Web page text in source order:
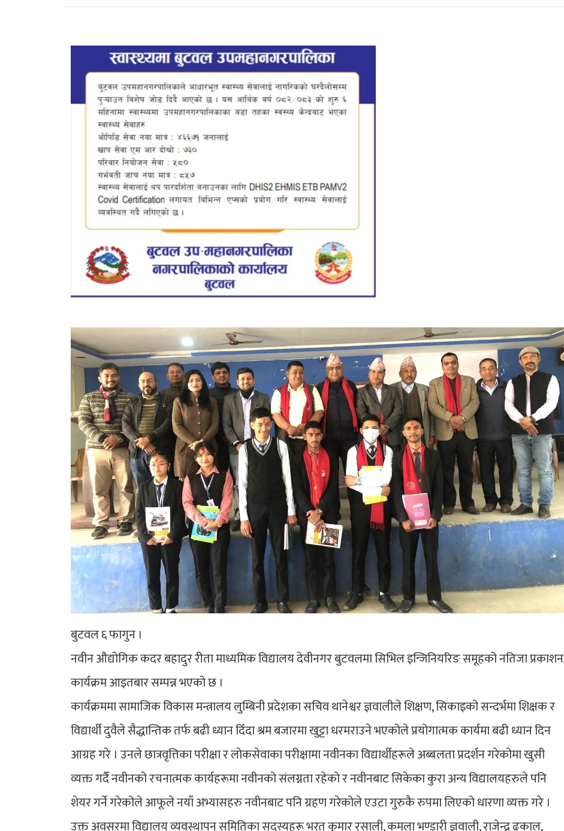
बुटवल ६ फागुन ।
नवीन औद्योगिक कदर बहादुर रीता माध्यमिक विद्यालय देवीनगर बुटवलमा सिभिल इन्जिनियरिङ समूहको नतिजा प्रकाशन
कार्यक्रम आइतबार सम्पन्न भएको छ ।
कार्यक्रममा सामाजिक विकास मन्त्रालय लुम्बिनी प्रदेशका सचिव थानेश्वर ज्ञवालीले शिक्षण, सिकाइको सन्दर्भमा शिक्षक र
विद्यार्थी दुवैले सैद्धान्तिक तर्फ बढी ध्यान दिँदा श्रम बजारमा खुट्टा धरमराउने भएकोले प्रयोगात्मक कार्यमा बढी ध्यान दिन
आग्रह गरे । उनले छात्रवृत्तिका परीक्षा र लोकसेवाका परीक्षामा नवीनका विद्यार्थीहरूले अब्बलता प्रदर्शन गरेकोमा खुसी
व्यक्त गर्दै नवीनको रचनात्मक कार्यहरूमा नवीनको संलग्नता रहेको र नवीनबाट सिकेका कुरा अन्य विद्यालयहरुले पनि
शेयर गर्ने गरेकोले आफूले नयाँ अभ्यासहरु नवीनबाट पनि ग्रहण गरेकोले एउटा गुरुकै रुपमा लिएको धारणा व्यक्त गरे ।
उक्त अवसरमा विद्यालय व्यवस्थापन समितिका सदस्यहरू भरत कुमार रसाली, कमला भण्डारी ज्ञवाली, राजेन्द्र ढकाल,